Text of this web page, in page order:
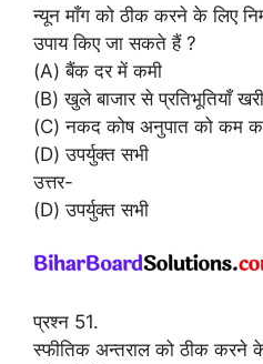
न्यून माँग को ठीक करने के लिए
उपाय किए जा सकते हैं ?
(A) बैंक दर में कमी
(B) खुले बाजार से प्रतिभूतियाँ
(C) नकद कोष अनुपात को कम
(D) उपर्युक्त सभी
उत्तर-
(D) उपर्युक्त सभी
प्रश्न 51.
स्फीतिक अन्तराल को ठीक करने